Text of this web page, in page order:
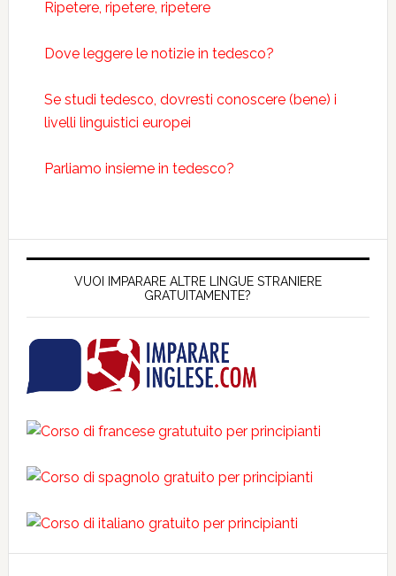
Ripetere, ripetere, ripetere
Dove leggere le notizie in tedesco?
Se studi tedesco, dovresti conoscere (bene) i
livelli linguistici europei
Parliamo insieme in tedesco?
VUOI IMPARARE ALTRE LINGUE STRANIERE
GRATUITAMENTE?